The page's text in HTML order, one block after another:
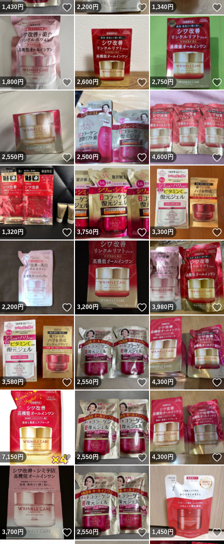
1,430円 いいね！
2,200円 いいね！
1,340円
1,800円 いいね！
2,600円 いいね！
2,750円
2,550円 いいね！
2,500円 いいね！
4,600円
1,320円 いいね！
3,750円 いいね！
3,300円
2,200円 いいね！
3,200円 いいね！
3,980円
3,580円 いいね！
2,550円 いいね！
4,300円
7,150円 いいね！
2,550円 いいね！
4,300円
3,700円 いいね！
2,550円 いいね！
1,450円